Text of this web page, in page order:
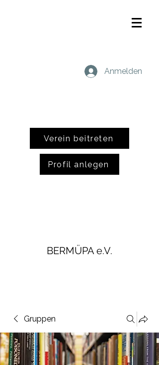
Anmelden
Verein beitreten
Profil anlegen
BERMÜPA e.V.
Gruppen